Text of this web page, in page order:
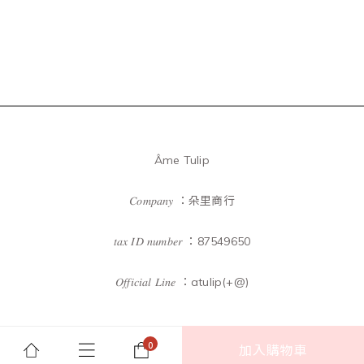
加入購物車
Âme Tulip
𝐶𝑜𝑚𝑝𝑎𝑛𝑦 ：朵里商行
𝑡𝑎𝑥 𝐼𝐷 𝑛𝑢𝑚𝑏𝑒𝑟 ：87549650
𝑂𝑓𝑓𝑖𝑐𝑖𝑎𝑙 𝐿𝑖𝑛𝑒 ：atulip(+@)